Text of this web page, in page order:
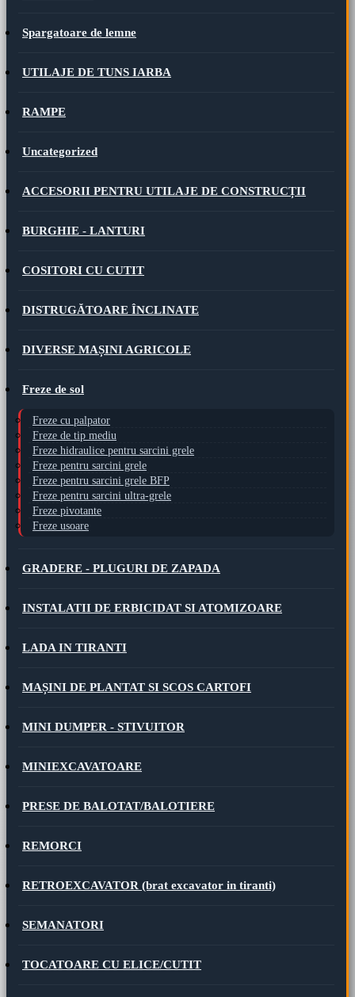
Spargatoare de lemne
UTILAJE DE TUNS IARBA
RAMPE
Uncategorized
ACCESORII PENTRU UTILAJE DE CONSTRUCȚII
BURGHIE - LANTURI
COSITORI CU CUTIT
DISTRUGĂTOARE ÎNCLINATE
DIVERSE MAȘINI AGRICOLE
Freze de sol
Freze cu palpator
Freze de tip mediu
Freze hidraulice pentru sarcini grele
Freze pentru sarcini grele
Freze pentru sarcini grele BFP
Freze pentru sarcini ultra-grele
Freze pivotante
Freze usoare
GRADERE - PLUGURI DE ZAPADA
INSTALATII DE ERBICIDAT SI ATOMIZOARE
LADA IN TIRANTI
MAȘINI DE PLANTAT SI SCOS CARTOFI
MINI DUMPER - STIVUITOR
MINIEXCAVATOARE
PRESE DE BALOTAT/BALOTIERE
REMORCI
RETROEXCAVATOR (brat excavator in tiranti)
SEMANATORI
TOCATOARE CU ELICE/CUTIT